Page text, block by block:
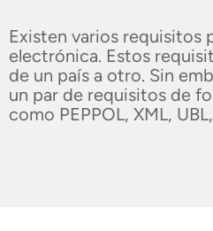
Existen varios requisitos
electrónica. Estos
de un país a otro. Sin
un par de requisitos de
como PEPPOL, XML,